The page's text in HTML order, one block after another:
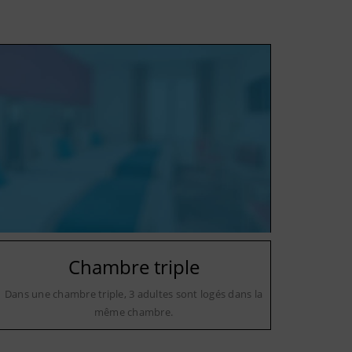
Chambre triple
Dans une chambre triple, 3 adultes sont logés dans la
même chambre.